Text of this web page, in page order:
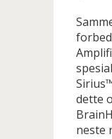
dette
neste